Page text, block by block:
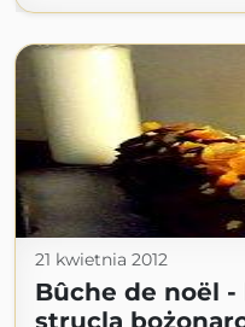
21 kwietnia 2012
Bûche de noël
strucla